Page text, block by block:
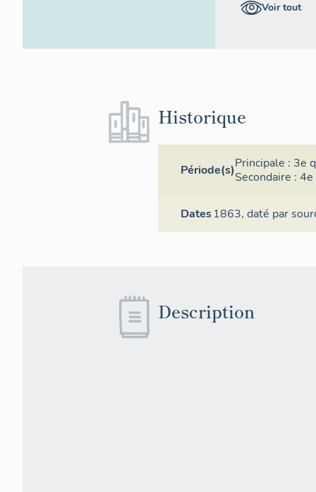
port-abri de
Voir tout
Historique
Période(s)Principale : 3e
Secondaire : 4e
Dates1863,daté par
Description